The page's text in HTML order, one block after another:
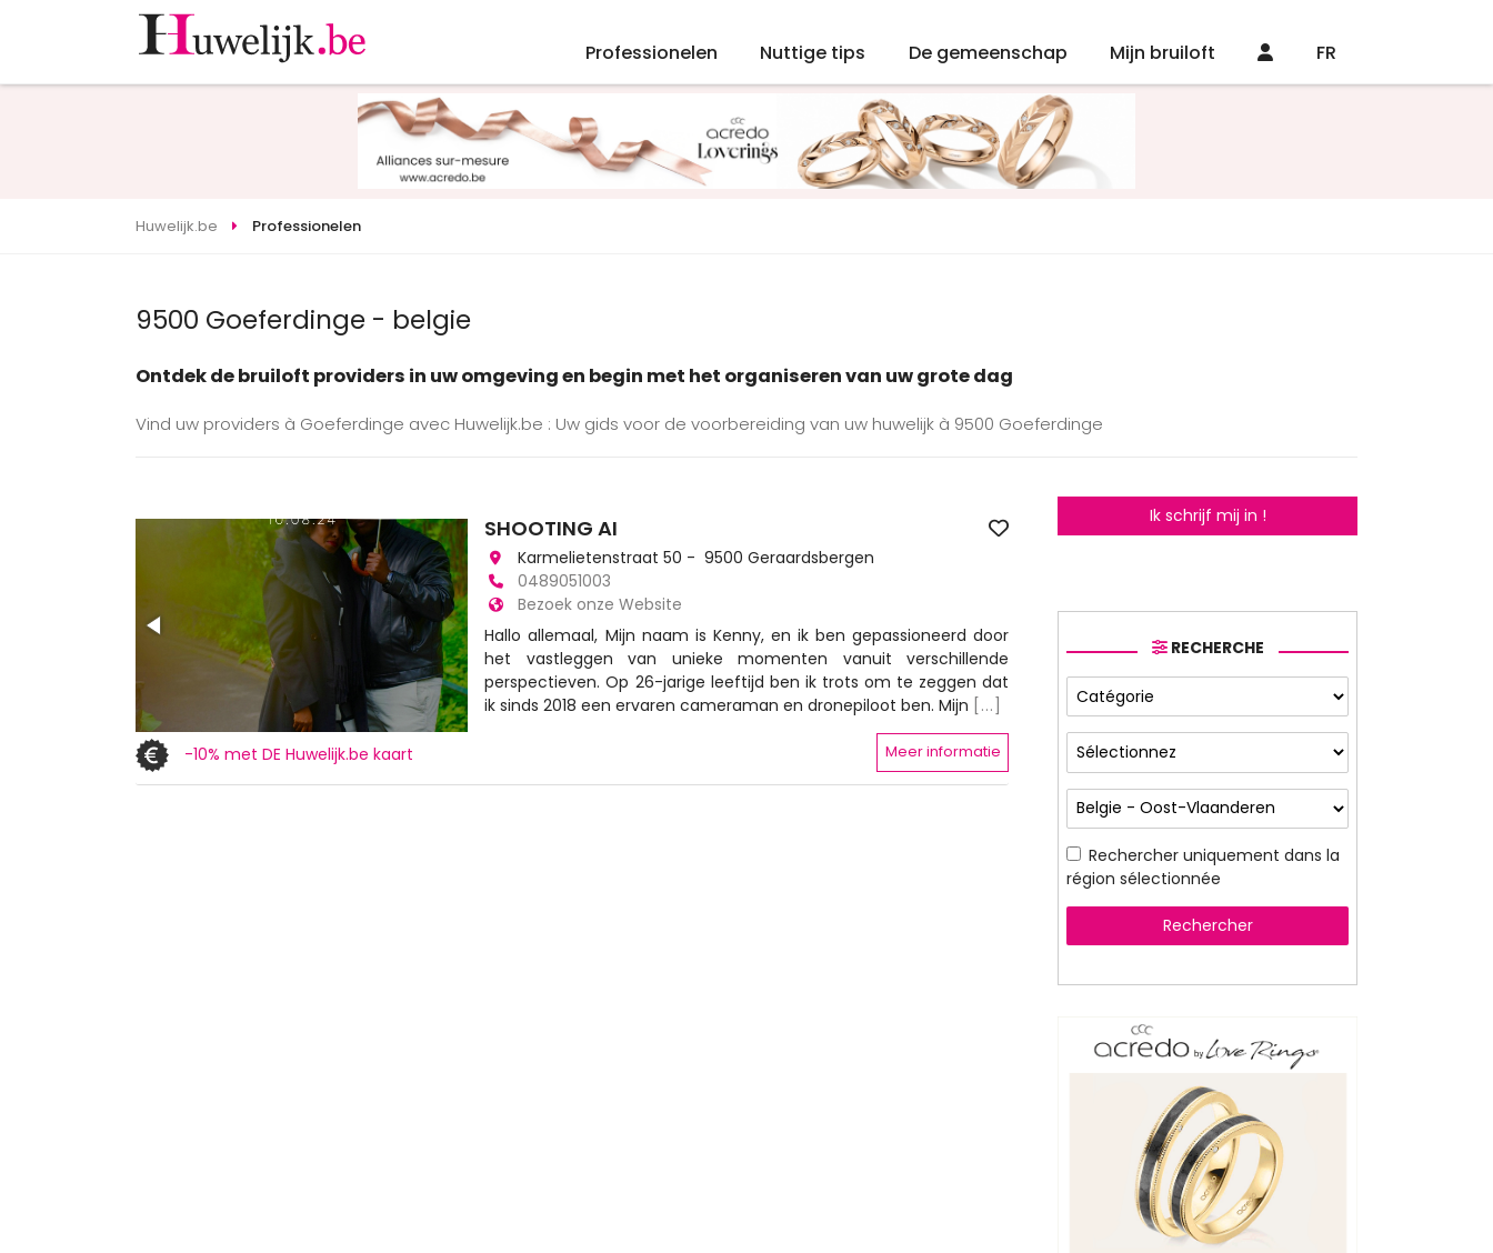
Professionelen Nuttige tips De gemeenschap Mijn bruiloft FR
Huwelijk.be Professionelen
9500 Goeferdinge - belgie
Ontdek de bruiloft providers in uw omgeving en begin met het organiseren van uw grote dag
Vind uw providers à Goeferdinge avec Huwelijk.be : Uw gids voor de voorbereiding van uw huwelijk à 9500 Goeferdinge
SHOOTING AI
Karmelietenstraat 50 - 9500 Geraardsbergen
0489051003
Bezoek onze Website
Hallo allemaal, Mijn naam is Kenny, en ik ben gepassioneerd door
het vastleggen van unieke momenten vanuit verschillende
perspectieven. Op 26-jarige leeftijd ben ik trots om te zeggen dat
ik sinds 2018 een ervaren cameraman en dronepiloot ben. Mijn [...]
-10% met DE Huwelijk.be kaart Meer informatie
Ik schrijf mij in !
RECHERCHE
Rechercher uniquement dans la
région sélectionnée
Rechercher